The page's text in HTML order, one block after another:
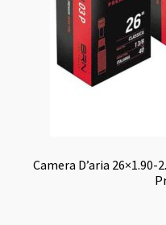
Camera D’aria